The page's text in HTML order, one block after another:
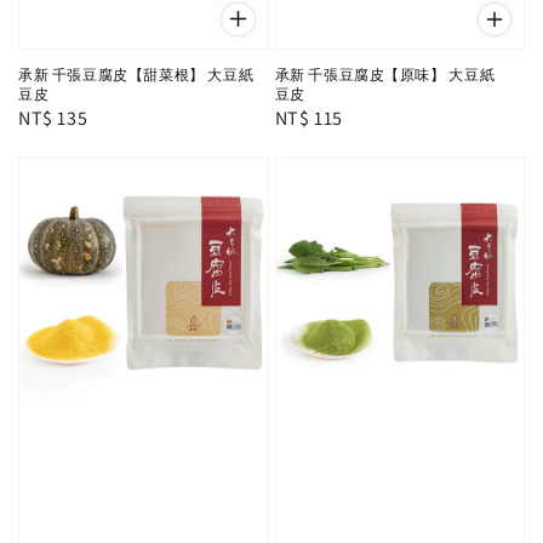
承新 千張豆腐皮【甜菜根】 大豆紙
豆皮
Regular
NT$ 135
承新 千張豆腐皮【原味】 大豆紙
豆皮
Regular
NT$ 115